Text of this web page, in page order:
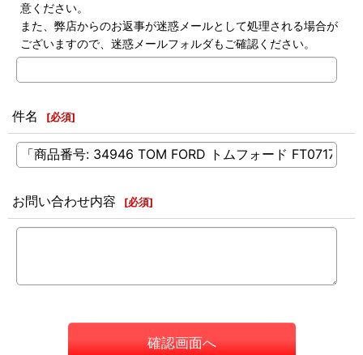
意ください。
また、弊店からのお返事が迷惑メールとして処理される場合が
ございますので、迷惑メールフォルダもご確認ください。
件名 [必須]
お問い合わせ内容 [必須]
確認画面へ